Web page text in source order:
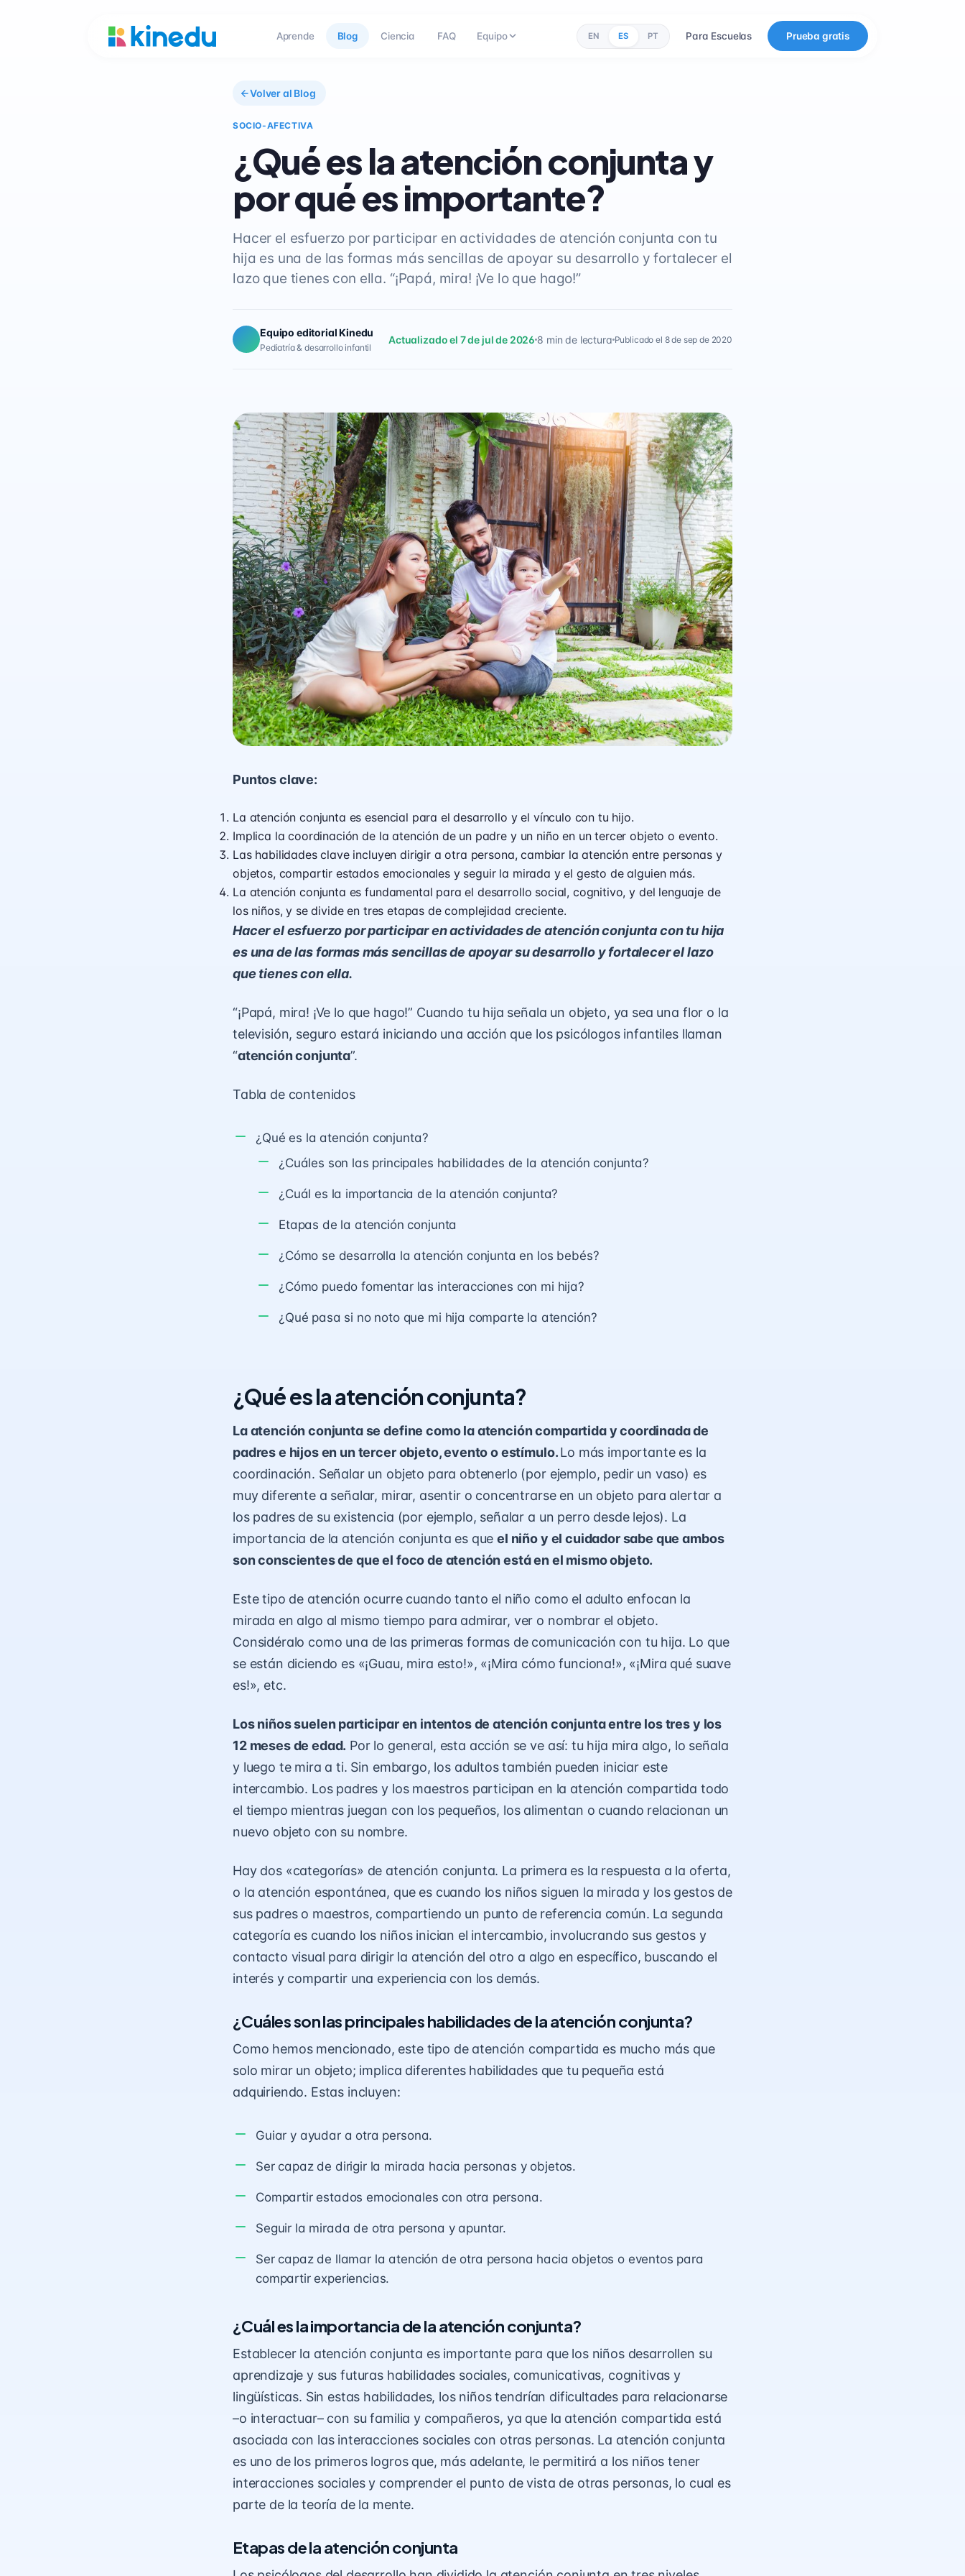
Aprende Blog Ciencia FAQ Equipo EN ES PT Para Escuelas Prueba gratis
Volver al Blog
SOCIO-AFECTIVA
¿Qué es la atención conjunta y
por qué es importante?
Hacer el esfuerzo por participar en actividades de atención conjunta con tu
hija es una de las formas más sencillas de apoyar su desarrollo y fortalecer el
lazo que tienes con ella. “¡Papá, mira! ¡Ve lo que hago!”
Equipo editorial Kinedu
Pediatría & desarrollo infantil
Actualizado el 7 de jul de 2026 8 min de lectura Publicado el 8 de sep de 2020
Puntos clave:
La atención conjunta es esencial para el desarrollo y el vínculo con tu hijo.
Implica la coordinación de la atención de un padre y un niño en un tercer objeto o evento.
Las habilidades clave incluyen dirigir a otra persona, cambiar la atención entre personas y
objetos, compartir estados emocionales y seguir la mirada y el gesto de alguien más.
La atención conjunta es fundamental para el desarrollo social, cognitivo, y del lenguaje de
los niños, y se divide en tres etapas de complejidad creciente.
Hacer el esfuerzo por participar en actividades de atención conjunta con tu hija
es una de las formas más sencillas de apoyar su desarrollo y fortalecer el lazo
que tienes con ella.
“¡Papá, mira! ¡Ve lo que hago!” Cuando tu hija señala un objeto, ya sea una flor o la
televisión, seguro estará iniciando una acción que los psicólogos infantiles llaman
“atención conjunta”.
Tabla de contenidos
¿Qué es la atención conjunta?
¿Cuáles son las principales habilidades de la atención conjunta?
¿Cuál es la importancia de la atención conjunta?
Etapas de la atención conjunta
¿Cómo se desarrolla la atención conjunta en los bebés?
¿Cómo puedo fomentar las interacciones con mi hija?
¿Qué pasa si no noto que mi hija comparte la atención?
¿Qué es la atención conjunta?
La atención conjunta se define como la atención compartida y coordinada de
padres e hijos en un tercer objeto, evento o estímulo.Lo más importante es la
coordinación. Señalar un objeto para obtenerlo (por ejemplo, pedir un vaso) es
muy diferente a señalar, mirar, asentir o concentrarse en un objeto para alertar a
los padres de su existencia (por ejemplo, señalar a un perro desde lejos). La
importancia de la atención conjunta es queel niño y el cuidador sabe que ambos
son conscientes de que el foco de atención está en el mismo objeto.
Este tipo de atención ocurre cuando tanto el niño como el adulto enfocan la
mirada en algo al mismo tiempo para admirar, ver o nombrar el objeto.
Considéralo como una de las primeras formas de comunicación con tu hija. Lo que
se están diciendo es «¡Guau, mira esto!», «¡Mira cómo funciona!», «¡Mira qué suave
es!», etc.
Los niños suelen participar en intentos de atención conjunta entre los tres y los
12 meses de edad. Por lo general, esta acción se ve así: tu hija mira algo, lo señala
y luego te mira a ti. Sin embargo, los adultos también pueden iniciar este
intercambio. Los padres y los maestros participan en la atención compartida todo
el tiempo mientras juegan con los pequeños, los alimentan o cuando relacionan un
nuevo objeto con su nombre.
Hay dos «categorías» de atención conjunta. La primera es la respuesta a la oferta,
o la atención espontánea, que es cuando los niños siguen la mirada y los gestos de
sus padres o maestros, compartiendo un punto de referencia común. La segunda
categoría es cuando los niños inician el intercambio, involucrando sus gestos y
contacto visual para dirigir la atención del otro a algo en específico, buscando el
interés y compartir una experiencia con los demás.
¿Cuáles son las principales habilidades de la atención conjunta?
Como hemos mencionado, este tipo de atención compartida es mucho más que
solo mirar un objeto; implica diferentes habilidades que tu pequeña está
adquiriendo. Estas incluyen:
Guiar y ayudar a otra persona.
Ser capaz de dirigir la mirada hacia personas y objetos.
Compartir estados emocionales con otra persona.
Seguir la mirada de otra persona y apuntar.
Ser capaz de llamar la atención de otra persona hacia objetos o eventos para
compartir experiencias.
¿Cuál es la importancia de la atención conjunta?
Establecer la atención conjunta es importante para que los niños desarrollen su
aprendizaje y sus futuras habilidades sociales, comunicativas, cognitivas y
lingüísticas. Sin estas habilidades, los niños tendrían dificultades para relacionarse
–o interactuar– con su familia y compañeros, ya que la atención compartida está
asociada con las interacciones sociales con otras personas. La atención conjunta
es uno de los primeros logros que, más adelante, le permitirá a los niños tener
interacciones sociales y comprender el punto de vista de otras personas, lo cual es
parte de la teoría de la mente.
Etapas de la atención conjunta